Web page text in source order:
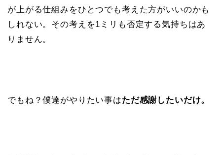
が上がる仕組みをひとつでも考えた方がいいのかも
しれない。その考えを1ミリも否定する気持ちはあ
りません。
でもね？僕達がやりたい事はただ感謝したいだけ。